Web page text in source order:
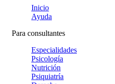
Inicio
Ayuda
Para consultantes
Especialidades
Psicología
Nutrición
Psiquiatría